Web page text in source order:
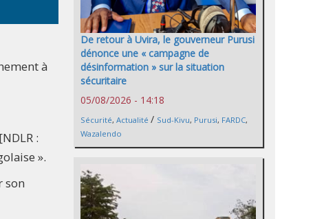
à
:
».
son
De retour à Uvira, le gouverneur Purusi
dénonce une « campagne de
désinformation » sur la situation
sécuritaire
05/08/2026 - 14:18
Sécurité, Actualité / Sud-Kivu, Purusi, FARDC,
Wazalendo